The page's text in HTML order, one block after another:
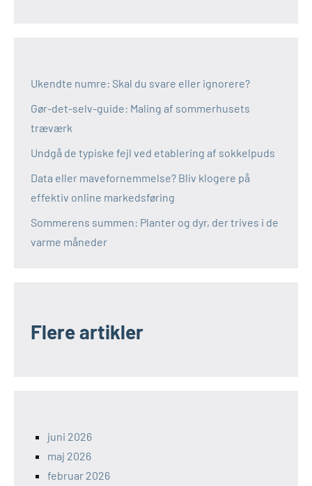
Ukendte numre: Skal du svare eller ignorere?
Gør-det-selv-guide: Maling af sommerhusets
træværk
Undgå de typiske fejl ved etablering af sokkelpuds
Data eller mavefornemmelse? Bliv klogere på
effektiv online markedsføring
Sommerens summen: Planter og dyr, der trives i de
varme måneder
Flere artikler
juni 2026
maj 2026
februar 2026